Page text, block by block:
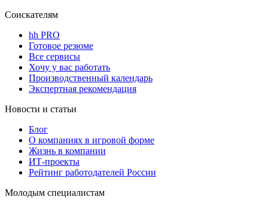
Соискателям
hh PRO
Готовое резюме
Все сервисы
Хочу у вас работать
Производственный календарь
Экспертная рекомендация
Новости и статьи
Блог
О компаниях в игровой форме
Жизнь в компании
ИТ-проекты
Рейтинг работодателей России
Молодым специалистам